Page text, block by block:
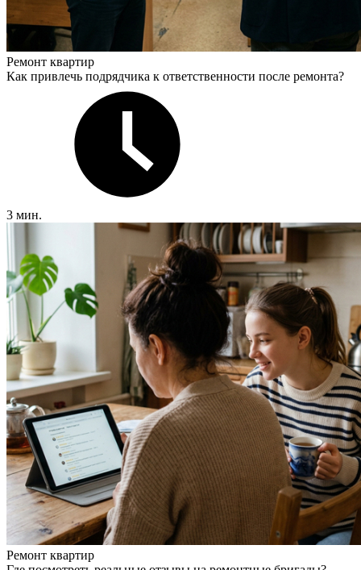
Ремонт квартир
Как привлечь подрядчика к ответственности после ремонта?
3 мин.
Ремонт квартир